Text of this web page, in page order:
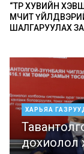
“ТӨР ХУВИЙН
ӨМЧИТ
ШАЛГАРУУЛАХ
ХАРЬЯА
дохиолол